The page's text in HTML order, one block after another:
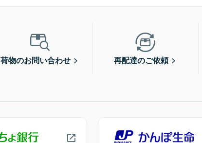
荷物のお問い合わせ 再配達のご依頼